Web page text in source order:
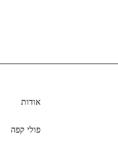
אודות
פולי קפה